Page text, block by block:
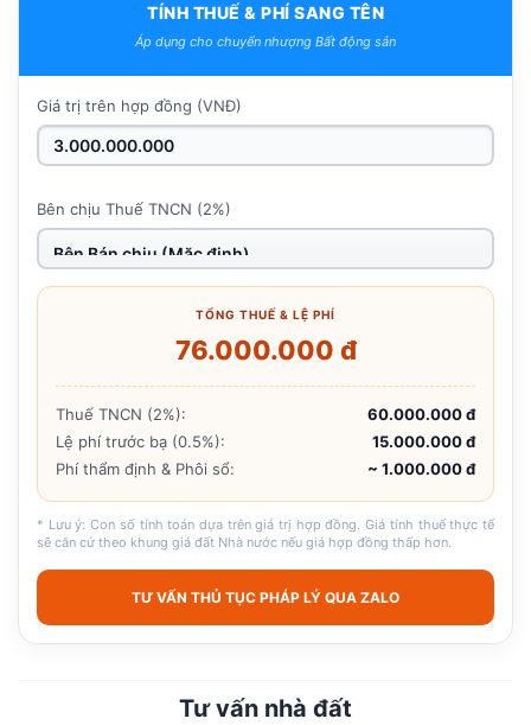
TÍNH THUẾ & PHÍ SANG TÊN
Áp dụng cho chuyển nhượng Bất động sản
Giá trị trên hợp đồng (VNĐ)
Bên chịu Thuế TNCN (2%)
TỔNG THUẾ & LỆ PHÍ
76.000.000 đ
Thuế TNCN (2%):
60.000.000 đ
Lệ phí trước bạ (0.5%):
15.000.000 đ
Phí thẩm định & Phôi sổ:
~ 1.000.000 đ
* Lưu ý: Con số tính toán dựa trên giá trị hợp đồng. Giá tính thuế thực tế
sẽ căn cứ theo khung giá đất Nhà nước nếu giá hợp đồng thấp hơn.
TƯ VẤN THỦ TỤC PHÁP LÝ QUA ZALO
Tư vấn nhà đất